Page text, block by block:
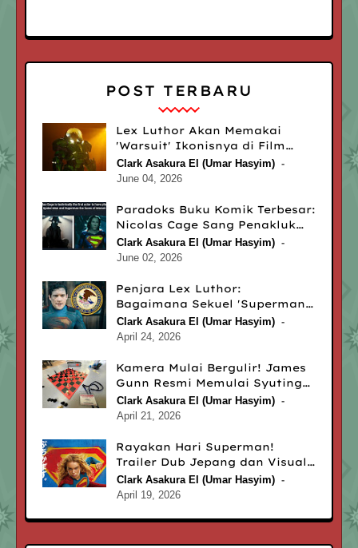
POST TERBARU
Lex Luthor Akan Memakai
'Warsuit' Ikonisnya di Film
Superman Terbaru, 'Superman:
Man of Tomorrow'
Clark Asakura El (Umar Hasyim)
June 04, 2026
Paradoks Buku Komik Terbesar:
Nicolas Cage Sang Penakluk
Marvel dan DC Comics
Clark Asakura El (Umar Hasyim)
June 02, 2026
Penjara Lex Luthor:
Bagaimana Sekuel 'Superman'
Karya James Gunn
Menghebohkan Rutan di
Clark Asakura El (Umar Hasyim)
April 24, 2026
Kamera Mulai Bergulir! James
Gunn Resmi Memulai Syuting
‘Man of Tomorrow’ untuk Rilis
2027
Clark Asakura El (Umar Hasyim)
April 21, 2026
Rayakan Hari Superman!
Trailer Dub Jepang dan Visual
Utama ‘Supergirl’ Resmi
Diluncurkan
Clark Asakura El (Umar Hasyim)
April 19, 2026